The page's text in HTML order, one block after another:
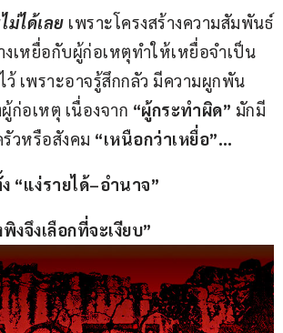
ม่ได้เลย เพราะโครงสร้างความสัมพันธ์
งเหยื่อกับผู้ก่อเหตุทำให้เหยื่อจำเป็น
ว้ เพราะอาจรู้สึกกลัว มีความผูกพัน
ก่อเหตุ เนื่องจาก “ผู้กระทำผิด” มักมี
วหรือสังคม “เหนือกว่าเหยื่อ”…
“แง่รายได้–อำนาจ”
งจึงเลือกที่จะเงียบ”